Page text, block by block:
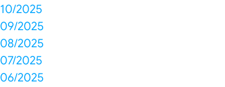
10/2025
09/2025
08/2025
07/2025
06/2025